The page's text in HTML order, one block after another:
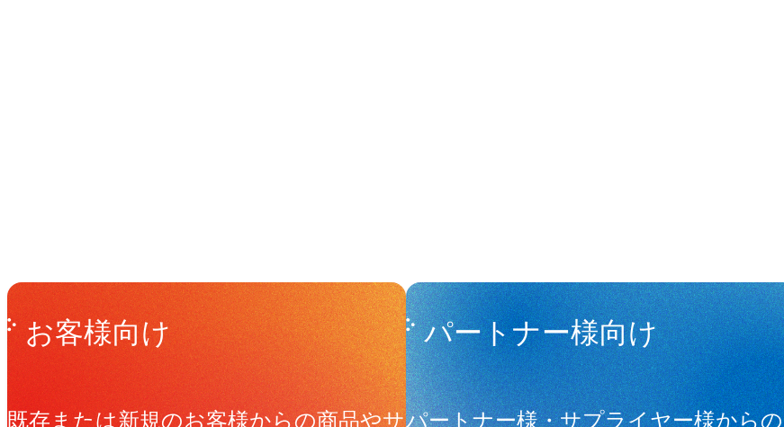
Get in Touchお問い合わせ
お客様向け
既存または新規のお客様からの商品やサ
パートナー様向け
パートナー様・サプライヤー様からの